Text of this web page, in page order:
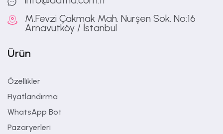
M.Fevzi Çakmak Mah. Nurşen Sok. No:16
Arnavutköy / İstanbul
Ürün
Özellikler
Fiyatlandırma
WhatsApp Bot
Pazaryerleri